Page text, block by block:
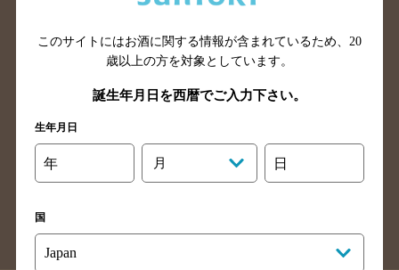
山口県のバー検索
鳥取県のバー検索
島根県のバー検索
徳島県のバー検索
香川県のバー検索
愛媛県のバー検索
高知県のバー検索
長崎県のバー検索
佐賀県のバー検索
大分県のバー検索
熊本県のバー検索
沖縄県のバー検索
このサイトにはお酒に関する情報が含まれているため、 20
歳以上の方を対象としています。
誕生年月日を西暦でご入力下さい。
生年月日
年 月 日
国